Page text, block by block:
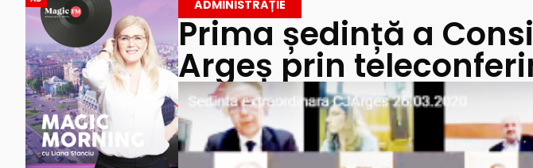
ADMINISTRAȚIE
Prima ședință a
Argeș prin